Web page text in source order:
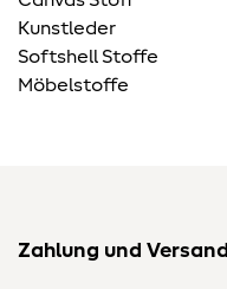
Kunstleder
Softshell Stoffe
Möbelstoffe
Zahlung und Versand